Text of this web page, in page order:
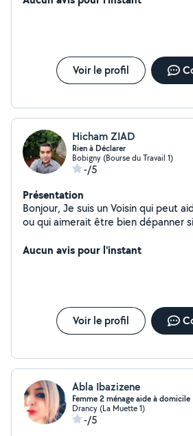
Voir le profil
Hicham ZIAD
Rien à Déclarer
Bobigny (Bourse du Travail 1)
-/5
Présentation
Bonjour, Je suis un Voisin qui peut
ou qui aimerait être bien dépanner
Compétences en petits bricolages
Aucun avis pour l'instant
Voir le profil
Abla Ibazizene
Femme 2 ménage aide à domicile
Drancy (La Muette 1)
-/5